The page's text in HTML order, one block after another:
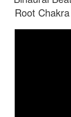
Root Chakra